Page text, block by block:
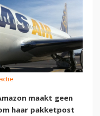
maakt geen
haar pakketpost